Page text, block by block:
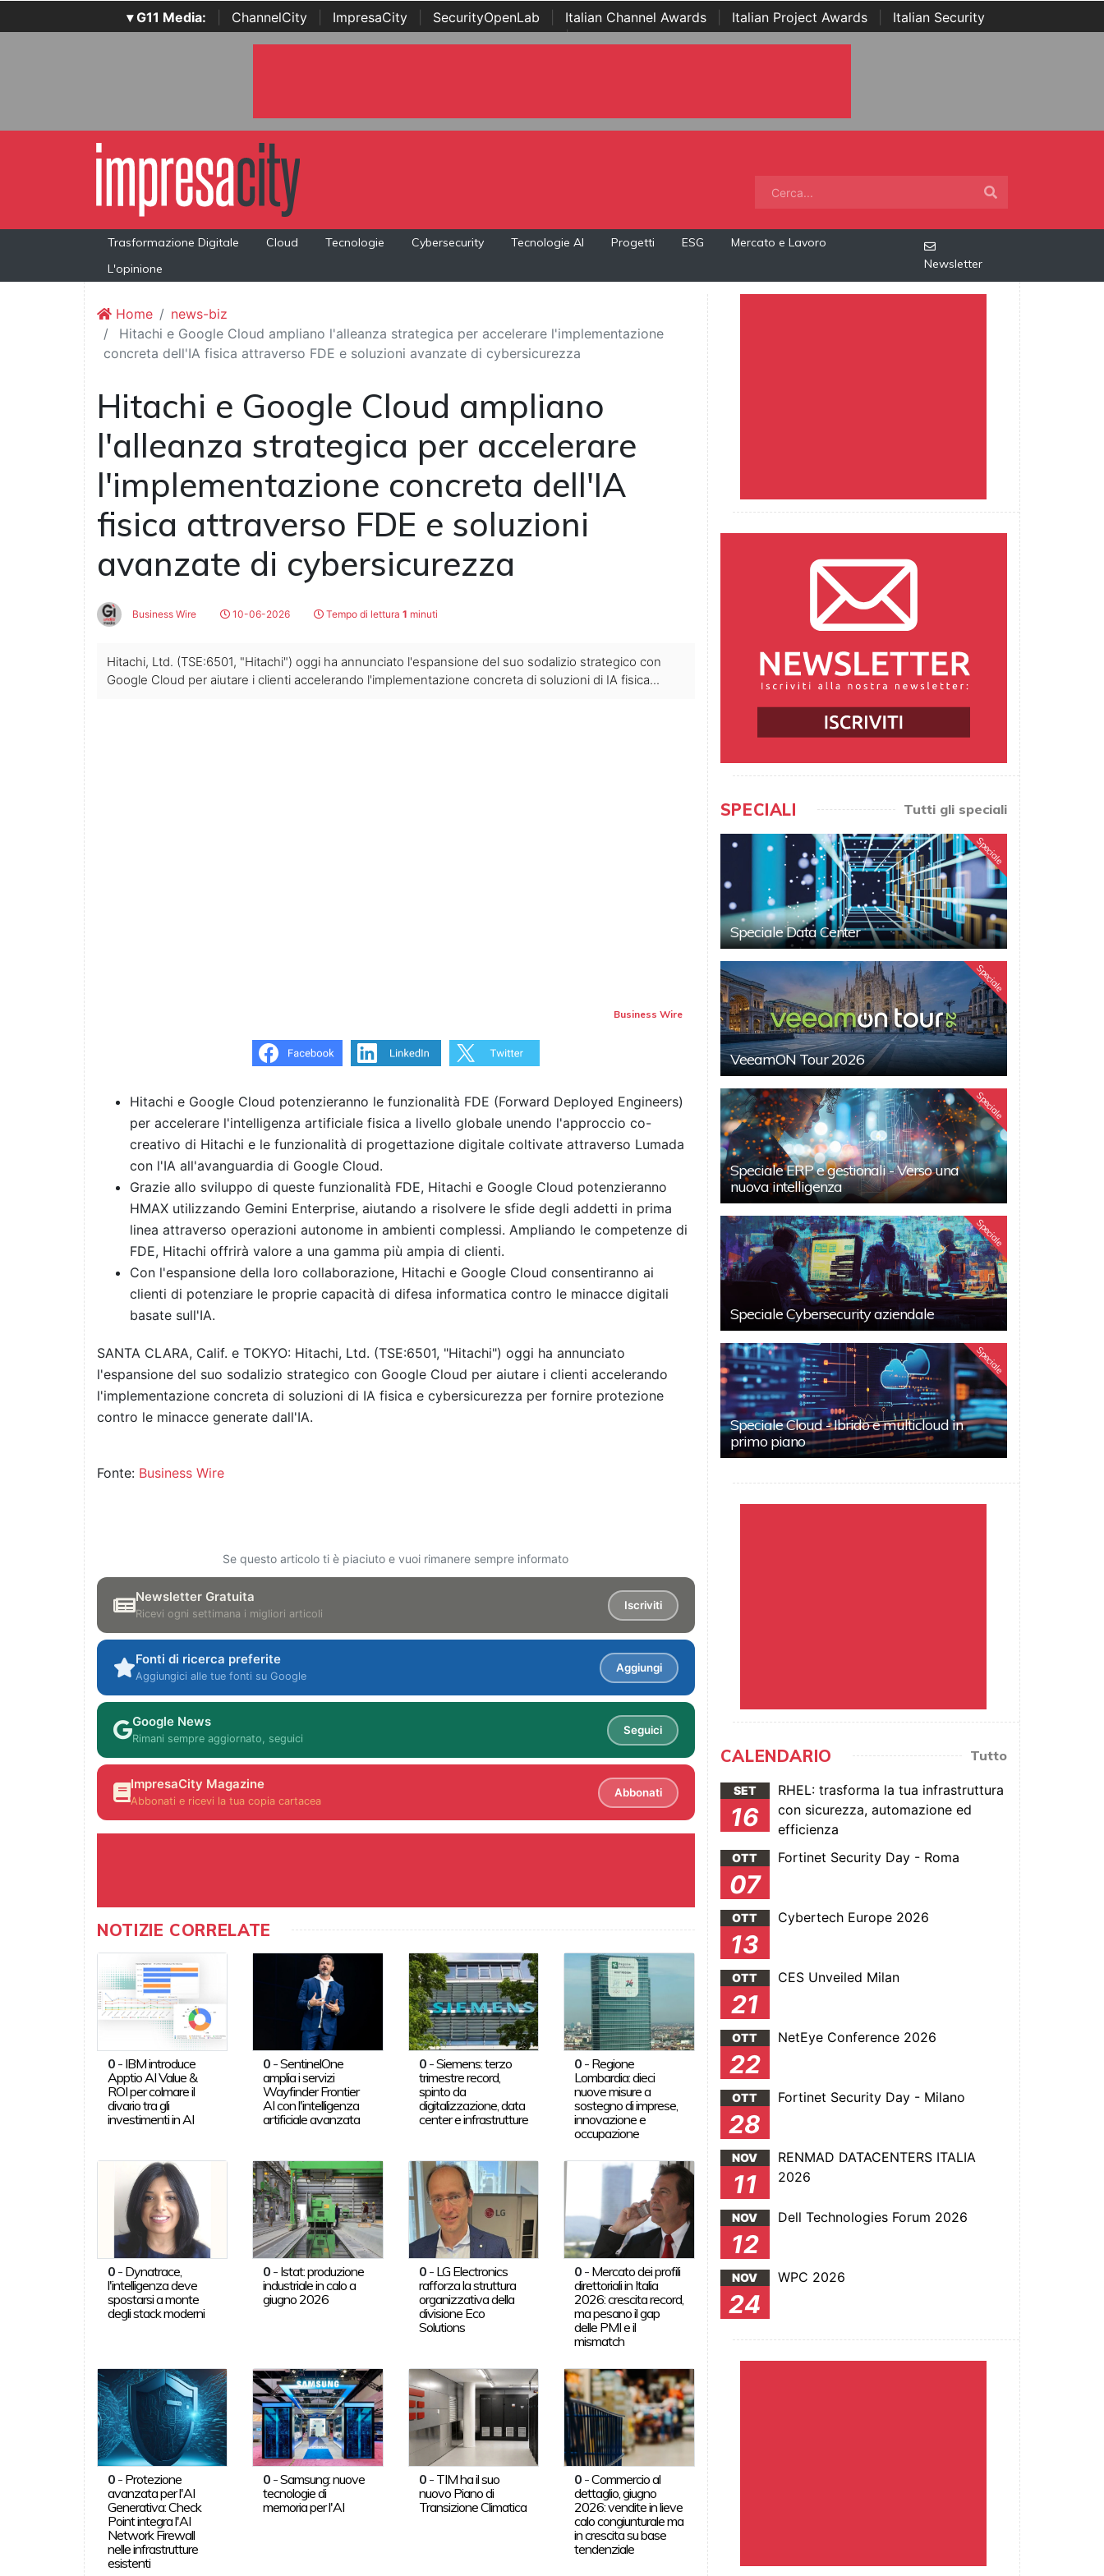
▾ G11 Media: ChannelCity ImpresaCity SecurityOpenLab Italian Channel Awards Italian Project Awards
Italian Security
Awards | ...
Trasformazione Digitale Cloud Tecnologie Cybersecurity Tecnologie AI Progetti ESG
Mercato e Lavoro
L'opinione
Newsletter
Home
news-biz
Hitachi e Google Cloud ampliano l'alleanza strategica per accelerare l'implementazione
concreta dell'IA fisica attraverso FDE e soluzioni avanzate di cybersicurezza
Hitachi e Google Cloud ampliano
l'alleanza strategica per accelerare
l'implementazione concreta dell'IA
fisica attraverso FDE e soluzioni
avanzate di cybersicurezza
Business Wire 10-06-2026 Tempo di lettura 1 minuti
Hitachi, Ltd. (TSE:6501, "Hitachi") oggi ha annunciato l'espansione del suo sodalizio strategico con
Google Cloud per aiutare i clienti accelerando l'implementazione concreta di soluzioni di IA fisica...
Business Wire
Hitachi e Google Cloud potenzieranno le funzionalità FDE (Forward Deployed Engineers)
per accelerare l'intelligenza artificiale fisica a livello globale unendo l'approccio co-
creativo di Hitachi e le funzionalità di progettazione digitale coltivate attraverso Lumada
con l'IA all'avanguardia di Google Cloud.
Grazie allo sviluppo di queste funzionalità FDE, Hitachi e Google Cloud potenzieranno
HMAX utilizzando Gemini Enterprise, aiutando a risolvere le sfide degli addetti in prima
linea attraverso operazioni autonome in ambienti complessi. Ampliando le competenze di
FDE, Hitachi offrirà valore a una gamma più ampia di clienti.
Con l'espansione della loro collaborazione, Hitachi e Google Cloud consentiranno ai
clienti di potenziare le proprie capacità di difesa informatica contro le minacce digitali
basate sull'IA.
SANTA CLARA, Calif. e TOKYO: Hitachi, Ltd. (TSE:6501, "Hitachi") oggi ha annunciato
l'espansione del suo sodalizio strategico con Google Cloud per aiutare i clienti accelerando
l'implementazione concreta di soluzioni di IA fisica e cybersicurezza per fornire protezione
contro le minacce generate dall'IA.
Fonte: Business Wire
Se questo articolo ti è piaciuto e vuoi rimanere sempre informato
Newsletter Gratuita
Ricevi ogni settimana i migliori articoli
Iscriviti
Fonti di ricerca preferite
Aggiungici alle tue fonti su Google
Aggiungi
Google News
Rimani sempre aggiornato, seguici
Seguici
ImpresaCity Magazine
Abbonati e ricevi la tua copia cartacea
Abbonati
NOTIZIE CORRELATE
0- IBM introduce
Apptio AI Value &
ROI per colmare il
divario tra gli
investimenti in AI
0 -SentinelOne
amplia i servizi
Wayfinder Frontier
AI con l'intelligenza
artificiale avanzata
0-Siemens: terzo
trimestre record,
spinto da
digitalizzazione, data
center e infrastrutture
0 - Regione
Lombardia: dieci
nuove misure a
sostegno di imprese,
innovazione e
occupazione
0- Dynatrace,
l'intelligenza deve
spostarsi a monte
degli stack moderni
0 - Istat: produzione
industriale in calo a
giugno 2026
0- LG Electronics
rafforza la struttura
organizzativa della
divisione Eco
Solutions
0 - Mercato dei profili
direttoriali in Italia
2026: crescita record,
ma pesano il gap
delle PMI e il
mismatch
0- Protezione
avanzata per l'AI
Generativa: Check
Point integra l'AI
Network Firewall
nelle infrastrutture
esistenti
0 -Samsung: nuove
tecnologie di
memoria per l'AI
0- TIM ha il suo
nuovo Piano di
Transizione Climatica
0 -Commercio al
dettaglio, giugno
2026: vendite in lieve
calo congiunturale ma
in crescita su base
tendenziale
SPECIALI Tutti gli speciali
Speciale
Speciale Data Center
Speciale
VeeamON Tour 2026
Speciale
Speciale ERP e gestionali - Verso una
nuova intelligenza
Speciale
Speciale Cybersecurity aziendale
Speciale
Speciale Cloud - Ibrido e multicloud in
primo piano
CALENDARIO Tutto
SET
16
RHEL: trasforma la tua infrastruttura
con sicurezza, automazione ed
efficienza
OTT
07
Fortinet Security Day - Roma
OTT
13
Cybertech Europe 2026
OTT
21
CES Unveiled Milan
OTT
22
NetEye Conference 2026
OTT
28
Fortinet Security Day - Milano
NOV
11
RENMAD DATACENTERS ITALIA
2026
NOV
12
Dell Technologies Forum 2026
NOV
24
WPC 2026